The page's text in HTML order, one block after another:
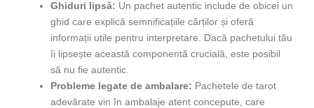
Ghiduri lipsă: Un pachet autentic include de obicei un
ghid care explică semnificațiile cărților și oferă
informații utile pentru interpretare. Dacă pachetului tău
îi lipsește această componentă crucială, este posibil
să nu fie autentic.
Probleme legate de ambalare: Pachetele de tarot
adevărate vin în ambalaje atent concepute, care